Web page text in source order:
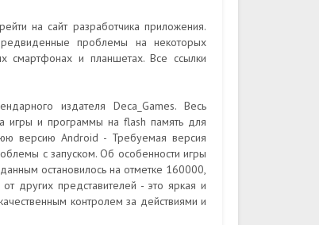
на сайт разработчика приложения.
проблемы на некоторых
смартфонах и планшетах. Все ссылки
издателя Deca_Games. Весь
игры и программы на flash память для
версию Android - Требуемая версия
с запуском. Об особенности игры
остановилось на отметке 160000,
других представителей - это яркая и
контролем за действиями и